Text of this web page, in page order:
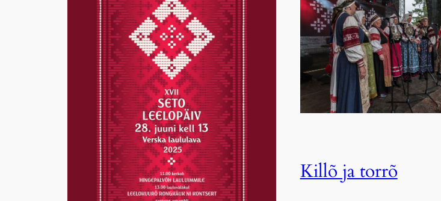
Killõ ja torrõ